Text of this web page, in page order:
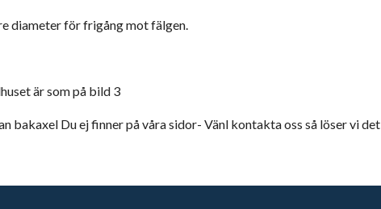
diameter för frigång mot fälgen.
är som på bild 3
bakaxel Du ej finner på våra sidor- Vänl kontakta oss så löser vi det